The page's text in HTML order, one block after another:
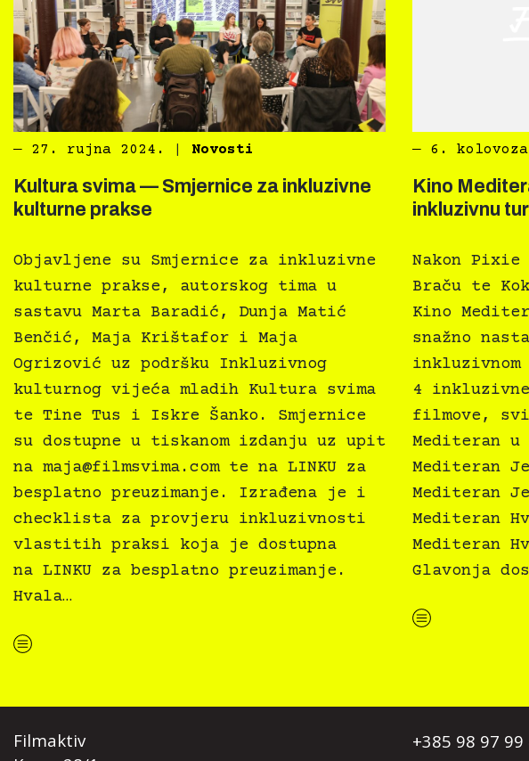
― 27. rujna 2024. Novosti
Kultura svima — Smjernice za inkluzivne
kulturne prakse
Objavljene su Smjernice za inkluzivne
kulturne prakse, autorskog tima u
sastavu Marta Baradić, Dunja Matić
Benčić, Maja Krištafor i Maja
Ogrizović uz podršku Inkluzivnog
kulturnog vijeća mladih Kultura svima
te Tine Tus i Iskre Šanko. Smjernice
su dostupne u tiskanom izdanju uz upit
na maja@filmsvima.comte na LINKU za
besplatno preuzimanje. Izrađena je i
checklista za provjeru inkluzivnosti
vlastitih praksi koja je dostupna
na LINKU za besplatno preuzimanje.
Hvala…
“Kultura svima — Smjernice za inkluzivne kulturne prakse”
― 6.
Kino
inkluzivnu
Nakon
Braču te
Kino
snažno
inkluzivnom
4
filmove, svi
Mediteran
Mediteran
Mediteran
Mediteran
Mediteran
Glavonja
“Kino Mediteran i Film svima nastavljaju inkluzivnu turneju na Hvaru”
Filmaktiv
+385 98 97 99